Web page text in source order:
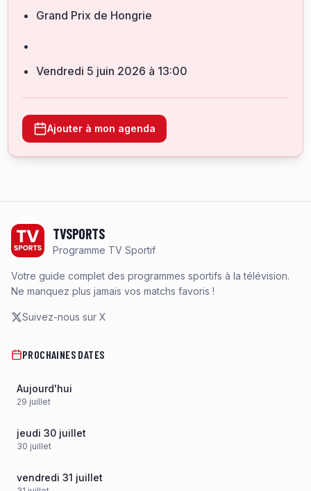
Grand Prix de Hongrie
vendredi 5 juin 2026 à 13:00
Ajouter à mon agenda
TVSPORTS
Programme TV Sportif
Votre guide complet des programmes sportifs à la télévision.
Ne manquez plus jamais vos matchs favoris !
Suivez-nous sur X
PROCHAINES DATES
Aujourd'hui
29 juillet
jeudi 30 juillet
30 juillet
vendredi 31 juillet